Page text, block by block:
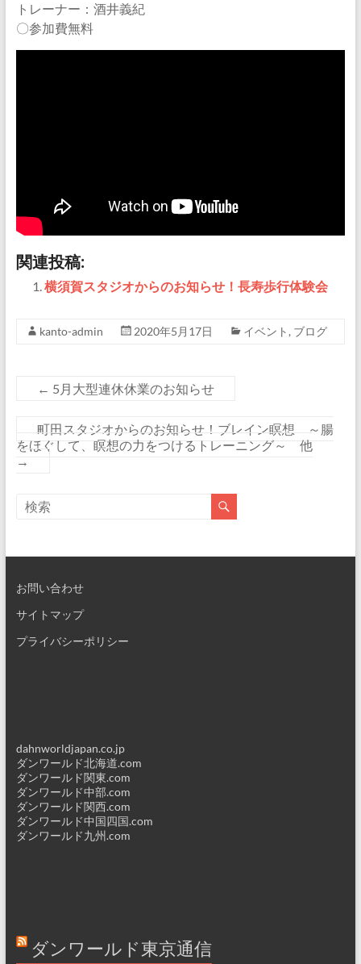
トレーナー：酒井義紀
〇参加費無料
関連投稿:
横須賀スタジオからのお知らせ！長寿歩行体験会
kanto-admin 2020年5月17日 イベント , ブログ
← 5月大型連休休業のお知らせ
町田スタジオからのお知らせ！ブレイン瞑想 ～腸
をほぐして、瞑想の力をつけるトレーニング～ 他
→
お問い合わせ
サイトマップ
プライバシーポリシー
dahnworldjapan.co.jp
ダンワールド北海道.com
ダンワールド関東.com
ダンワールド中部.com
ダンワールド関西.com
ダンワールド中国四国.com
ダンワールド九州.com
ダンワールド東京通信